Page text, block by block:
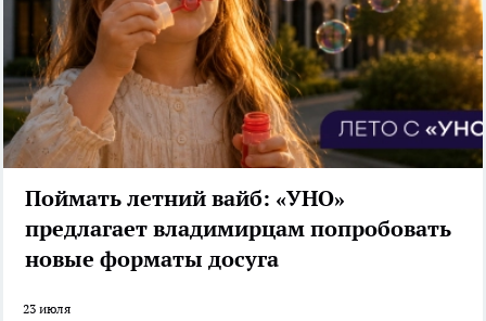
Поймать летний вайб: «УНО»
предлагает владимирцам попробовать
новые форматы досуга
23 июля